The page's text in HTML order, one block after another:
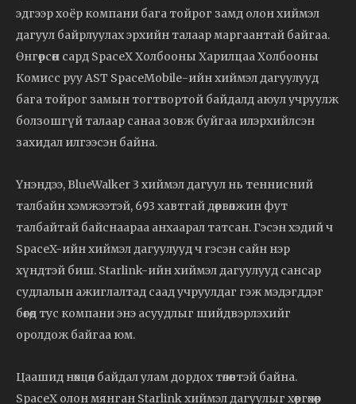
эдгээр хоёр компани бага тойрог замд олон хиймэл
дагуул байрлуулах эрхийн талаар маргаантай байгаа.
Өнгөрсөн сард SpaceX Холбооны Харилцаа Холбооны
Комисс руу AST SpaceMobile-ийн хиймэл дагуулууд
бага тойрог замын тогтвортой байдалд аюул учруулж
болзошгүй талаар санаа зовж буйгаа илэрхийлсэн
захидал илгээсэн байна.
Үнэндээ, BlueWalker 3 хиймэл дагуул нь теннисний
талбайн хэмжээтэй, 693 хавтгай дөрвөлжин фут
талбайтай байснаараа анхаарал татсан. Гэсэн хэдий ч
SpaceX-ийн хиймэл дагуулууд ч гэсэн сайн нэр
хүндтэй биш. Starlink-ийн хиймэл дагуулууд сансар
судлалын ажиглалтад саад учруулдаг гэж мэдэгддэг
бөгөөд тус компани энэ асуудлыг шийдвэрлэхийг
оролдож байгаа юм.
Цаашид нөхцөл байдал улам дордох төлөвтэй байна.
SpaceX олон мянган Starlink хиймэл дагуулыг хөөргөхөөр